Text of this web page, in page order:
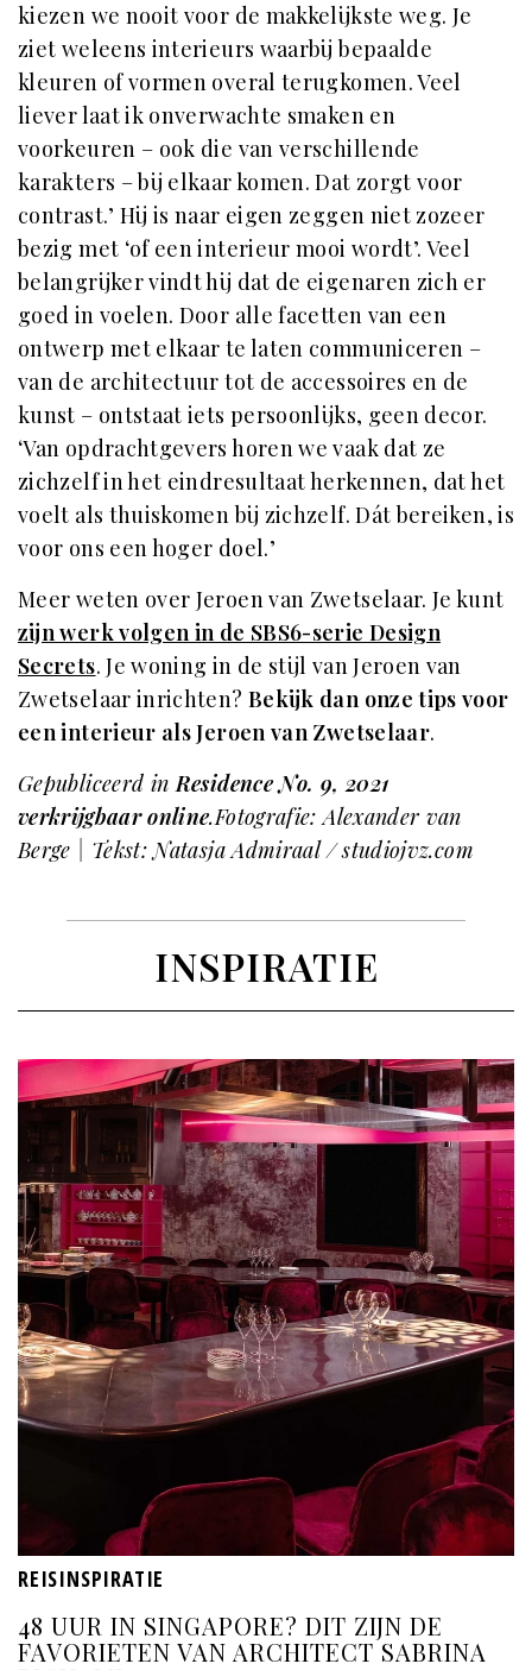
kiezen we nooit voor de makkelijkste weg. Je
ziet weleens interieurs waarbij bepaalde
kleuren of vormen overal terugkomen. Veel
liever laat ik onverwachte smaken en
voorkeuren – ook die van verschillende
karakters – bij elkaar komen. Dat zorgt voor
contrast.’ Hij is naar eigen zeggen niet zozeer
bezig met ‘of een interieur mooi wordt’. Veel
belangrijker vindt hij dat de eigenaren zich er
goed in voelen. Door alle facetten van een
ontwerp met elkaar te laten communiceren –
van de architectuur tot de accessoires en de
kunst – ontstaat iets persoonlijks, geen decor.
‘Van opdrachtgevers horen we vaak dat ze
zichzelf in het eindresultaat herkennen, dat het
voelt als thuiskomen bij zichzelf. Dát bereiken, is
voor ons een hoger doel.’
Meer weten over Jeroen van Zwetselaar. Je kunt
zijn werk volgen in de SBS6-serie Design
Secrets. Je woning in de stijl van Jeroen van
Zwetselaar inrichten? Bekijk dan onze tips voor
een interieur als Jeroen van Zwetselaar.
Gepubliceerd inResidence No. 9, 2021
verkrijgbaar online.Fotografie: Alexander van
Berge | Tekst: Natasja Admiraal / studiojvz.com
INSPIRATIE
REISINSPIRATIE
48 UUR IN SINGAPORE? DIT ZIJN DE
FAVORIETEN VAN ARCHITECT SABRINA